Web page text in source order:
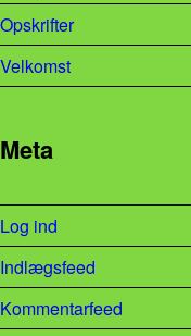
Opskrifter
Velkomst
Meta
Log ind
Indlægsfeed
Kommentarfeed